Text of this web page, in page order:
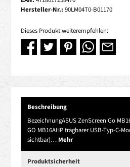
Hersteller-Nr.: 90LM04T0-B01170
Dieses Produkt weiterempfehlen:
Beschreibung
BezeichnungASUS ZenScreen Go
GO MB16AHP tragbarer USB-Typ-C-
sichtbar)… Mehr
Produktsicherheit